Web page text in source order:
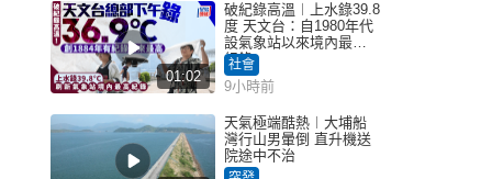
01:02
破紀錄高溫︱上水錄39.8
度 天文台：自1980年代
設氣象站以來境內最高
紀錄
社會
9小時前
天氣極端酷熱︱大埔船
灣行山男暈倒 直升機送
院途中不治